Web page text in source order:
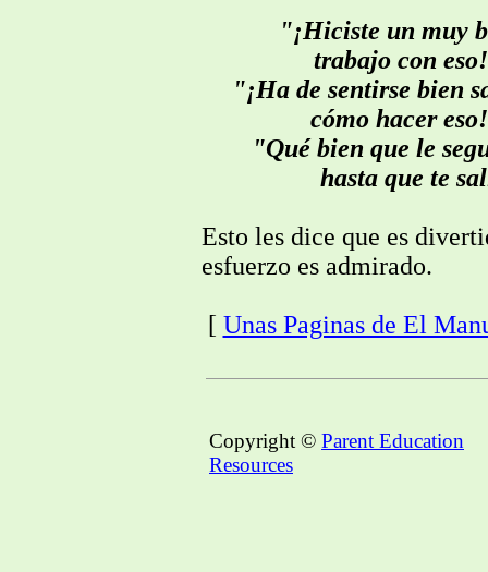
"¡Hiciste un muy
trabajo con
"¡Ha de sentirse bien
cómo hacer
"Qué bien que le
hasta que te
Esto les dice que es
esfuerzo es admirado.
[ Unas Paginas de El
Copyright © Parent Education
Resources